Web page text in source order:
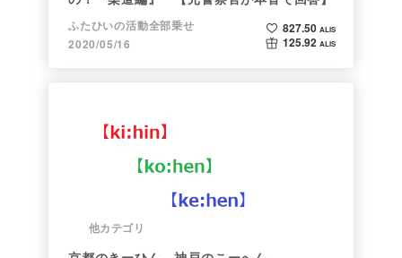
ふたひいの活動全部乗せ
2020/05/16
827.50 ALIS
125.92 ALIS
他カテゴリ